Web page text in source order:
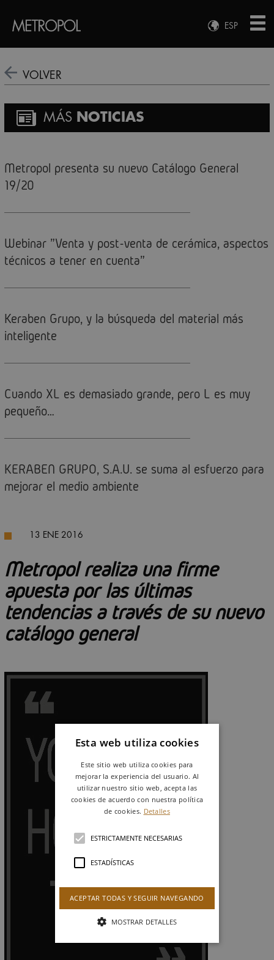
ESP
ENG
VOLVER
MÁS NOTICIAS
Metropol presenta su nuevo Catálogo General
19/20
Webinar "Venta y post-venta de cerámica, aspectos
técnicos a tener en cuenta"
Keraben Grupo, y la búsqueda del material más
inteligente
Cuando XL es demasiado grande, pero L es muy
pequeño…
KERABEN GRUPO, S.A.U. se suma al esfuerzo para
mejorar el medio ambiente
13 ENE 2016
Metropol realiza una firme
apuesta por las últimas
tendencias a través de su nuevo
catálogo general
Esta web utiliza cookies
Este sitio web utiliza cookies para
mejorar la experiencia del usuario. Al
utilizar nuestro sitio web, acepta las
cookies de acuerdo con nuestra política
de cookies. Detalles
ESTRICTAMENTE NECESARIAS
ESTADÍSTICAS
ACEPTAR TODAS Y SEGUIR NAVEGANDO
MOSTRAR DETALLES